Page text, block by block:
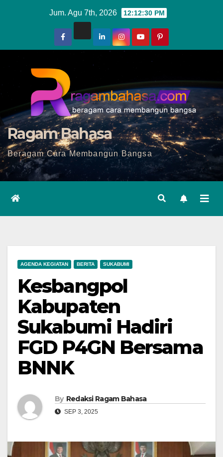
Jum. Agu 7th, 2026 12:12:32 PM
Ragam Bahasa
Beragam Cara Membangun Bangsa
AGENDA KEGIATAN BERITA SUKABUMI
Kesbangpol
Kabupaten
Sukabumi Hadiri
FGD P4GN Bersama
BNNK
By Redaksi Ragam Bahasa
SEP 3, 2025